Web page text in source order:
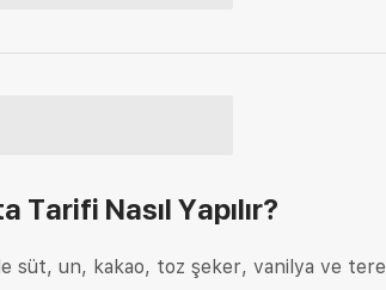
Tarifi Nasıl Yapılır?
süt, un, kakao, toz şeker, vanilya ve